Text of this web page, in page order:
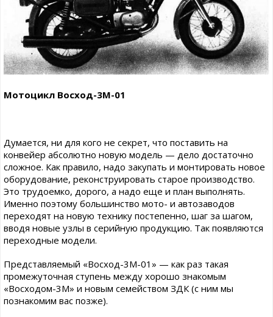
Мотоцикл Восход-3М-01
Думается, ни для кого не секрет, что поставить на
конвейер абсолютно новую модель — дело достаточно
сложное. Как правило, надо закупать и монтировать новое
оборудование, реконструировать старое производство.
Это трудоемко, дорого, а надо еще и план выполнять.
Именно поэтому большинство мото- и автозаводов
переходят на новую технику постепенно, шаг за шагом,
вводя новые узлы в серийную продукцию. Так появляются
переходные модели.
Представляемый «Восход-3М-01» — как раз такая
промежуточная ступень между хорошо знакомым
«Восходом-3М» и новым семейством ЗДК (с ним мы
познакомим вас позже).